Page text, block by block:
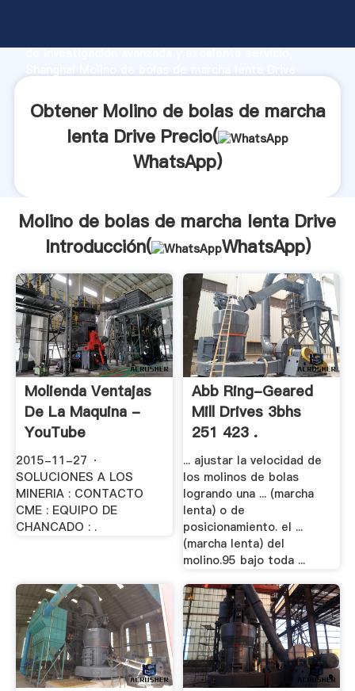
de investigación avanzada y excelente servicio,
clientes.
Obtener Molino de bolas de marcha
lenta Drive Precio(
WhatsApp)
Molino de bolas de marcha lenta Drive
Introducción(
WhatsApp)
Molienda Ventajas
De La Maquina -
YouTube
2015-11-27 ·
SOLUCIONES A LOS
MINERIA : CONTACTO
CME : EQUIPO DE
CHANCADO : .
Abb Ring-Geared
Mill Drives 3bhs
251 423 .
... ajustar la velocidad de
los molinos de bolas
logrando una ... (marcha
lenta) o de
posicionamiento. el ...
(marcha lenta) del
molino.95 bajo toda ...